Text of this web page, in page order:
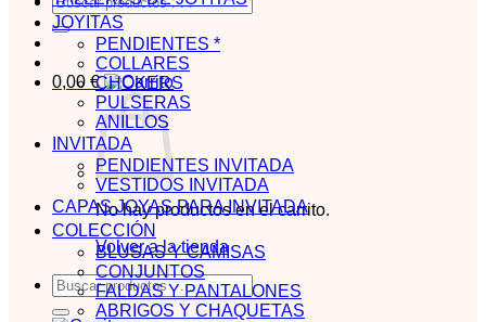
por:
0,00 €
No hay productos en el carrito.
Volver a la tienda
Buscar
por:
JOYITAS
PENDIENTES *
COLLARES
CHOKERS
PULSERAS
ANILLOS
INVITADA
PENDIENTES INVITADA
VESTIDOS INVITADA
CAPAS JOYAS PARA INVITADA
COLECCIÓN
BLUSAS Y CAMISAS
CONJUNTOS
FALDAS Y PANTALONES
ABRIGOS Y CHAQUETAS